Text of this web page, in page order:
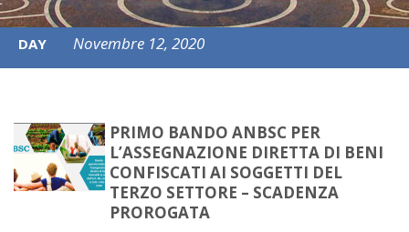
DAY Novembre 12, 2020
PRIMO BANDO ANBSC PER
L’ASSEGNAZIONE DIRETTA DI BENI
CONFISCATI AI SOGGETTI DEL
TERZO SETTORE – SCADENZA
PROROGATA